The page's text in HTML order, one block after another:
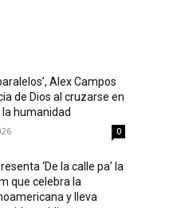
Alex Campos
de Dios al cruzarse en
humanidad
0
‘De la calle pa’ la
que celebra la
y lleva